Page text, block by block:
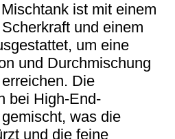
ist mit einem
und einem
um eine
und Durchmischung
Die
bei High-End-
was die
und die feine